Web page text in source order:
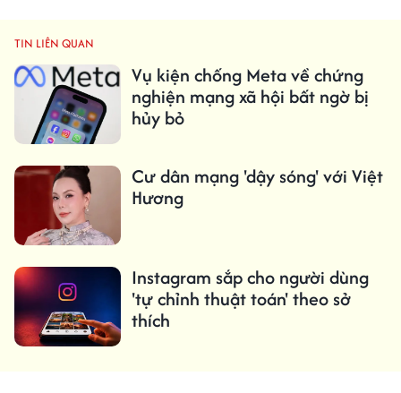
TIN LIÊN QUAN
Vụ kiện chống Meta về chứng
nghiện mạng xã hội bất ngờ bị
hủy bỏ
Cư dân mạng 'dậy sóng' với Việt
Hương
Instagram sắp cho người dùng
'tự chỉnh thuật toán' theo sở
thích